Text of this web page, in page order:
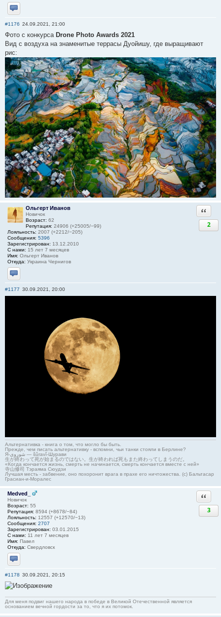
Отправить личное сообщение
#1176 24.09.2021, 21:00
Фото с конкурса Drone Photo Awards 2021
Вид с воздуха на знаменитые террасы Дуойишу, где выращивают
рис:
Ольгерт Иванов
Новичок
Возраст: 62
Репутация: 24906 (+25005/−99)
Лояльность: 2007 (+2212/−205)
Сообщения: 5396
Зарегистрирован: 13.12.2010
С нами: 15 лет 7 месяцев
Имя: Ольгерт Иванов
Откуда: Украина Чернигов
Отправить личное сообщение
2
#1177 30.09.2021, 20:00
Альтернативка - книга о том, что могло бы быть.
Прежде, чем писать альтернативку - вспомни, чьи танки стояли в Берлине?
Я-شوروی — šûravî-Шурави
生が終わって死が始まるのではない。生が終われば死もまた終わってしまうのだ。
«Когда кончается жизнь, смерть не начинается, смерть кончается вместе с ней»
寺山修司 Тэраяма Сюудзи
Лучшая месть - забвение, оно похоронит врага в прахе его ничтожества. (с) Бальтасар
Грасиан-и-Моралес
Medved_
Новичок
Возраст: 55
Репутация: 8594 (+8678/−84)
Лояльность: 12557 (+12570/−13)
Сообщения: 2707
Зарегистрирован: 03.01.2015
С нами: 11 лет 7 месяцев
Имя: Павел
Откуда: Свердловск
Отправить личное сообщение
3
#1178 30.09.2021, 20:15
Для меня подвиг нашего народа в победе в Великой Отечественной является
основанием вечной гордости за то, что я их потомок.